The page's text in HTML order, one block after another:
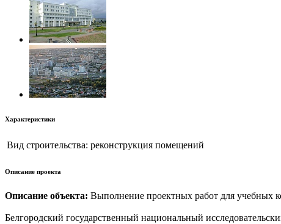
Характеристики
Вид строительства: реконструкция помещений
Описание проекта
Описание объекта: Выполнение проектных работ для
Белгородский государственный национальный